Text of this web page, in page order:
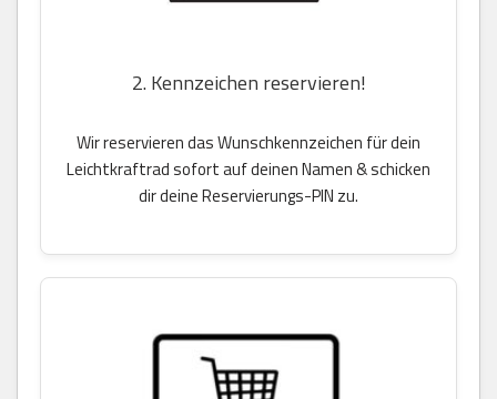
2. Kennzeichen reservieren!
Wir reservieren das Wunschkennzeichen für dein
Leichtkraftrad sofort auf deinen Namen & schicken
dir deine Reservierungs-PIN zu.